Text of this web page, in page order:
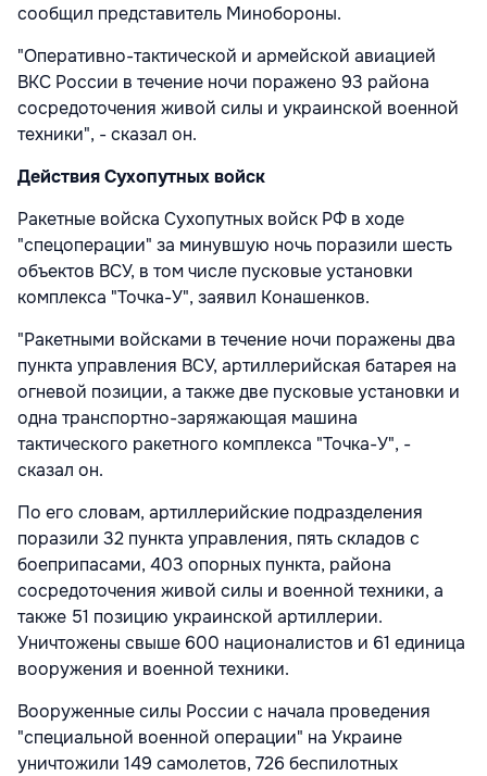
сообщил представитель Минобороны.
"Оперативно-тактической и армейской авиацией
ВКС России в течение ночи поражено 93 района
сосредоточения живой силы и украинской военной
техники", - сказал он.
Действия Сухопутных войск
Ракетные войска Сухопутных войск РФ в ходе
"спецоперации" за минувшую ночь поразили шесть
объектов ВСУ, в том числе пусковые установки
комплекса "Точка-У", заявил Конашенков.
"Ракетными войсками в течение ночи поражены два
пункта управления ВСУ, артиллерийская батарея на
огневой позиции, а также две пусковые установки и
одна транспортно-заряжающая машина
тактического ракетного комплекса "Точка-У", -
сказал он.
По его словам, артиллерийские подразделения
поразили 32 пункта управления, пять складов с
боеприпасами, 403 опорных пункта, района
сосредоточения живой силы и военной техники, а
также 51 позицию украинской артиллерии.
Уничтожены свыше 600 националистов и 61 единица
вооружения и военной техники.
Вооруженные силы России с начала проведения
"специальной военной операции" на Украине
уничтожили 149 самолетов, 726 беспилотных